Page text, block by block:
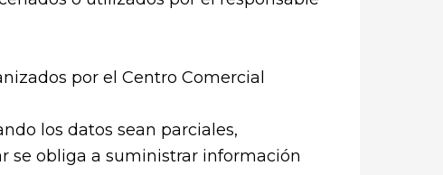
por el Centro Comercial
los datos sean parciales,
se obliga a suministrar información